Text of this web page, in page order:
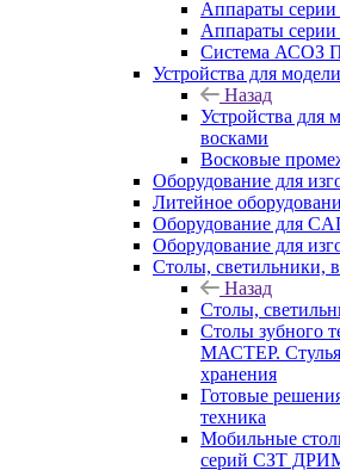
Аппараты
Аппараты
Система АСОЗ
Устройства для
Назад
Устройства для
восками
Восковые
Оборудование для
Литейное
Оборудование для
Оборудование для
Cтолы, светильники,
Назад
Cтолы,
Столы зубного
МАСТЕР.
хранения
Готовые
техника
Мобильные
серий СЗТ